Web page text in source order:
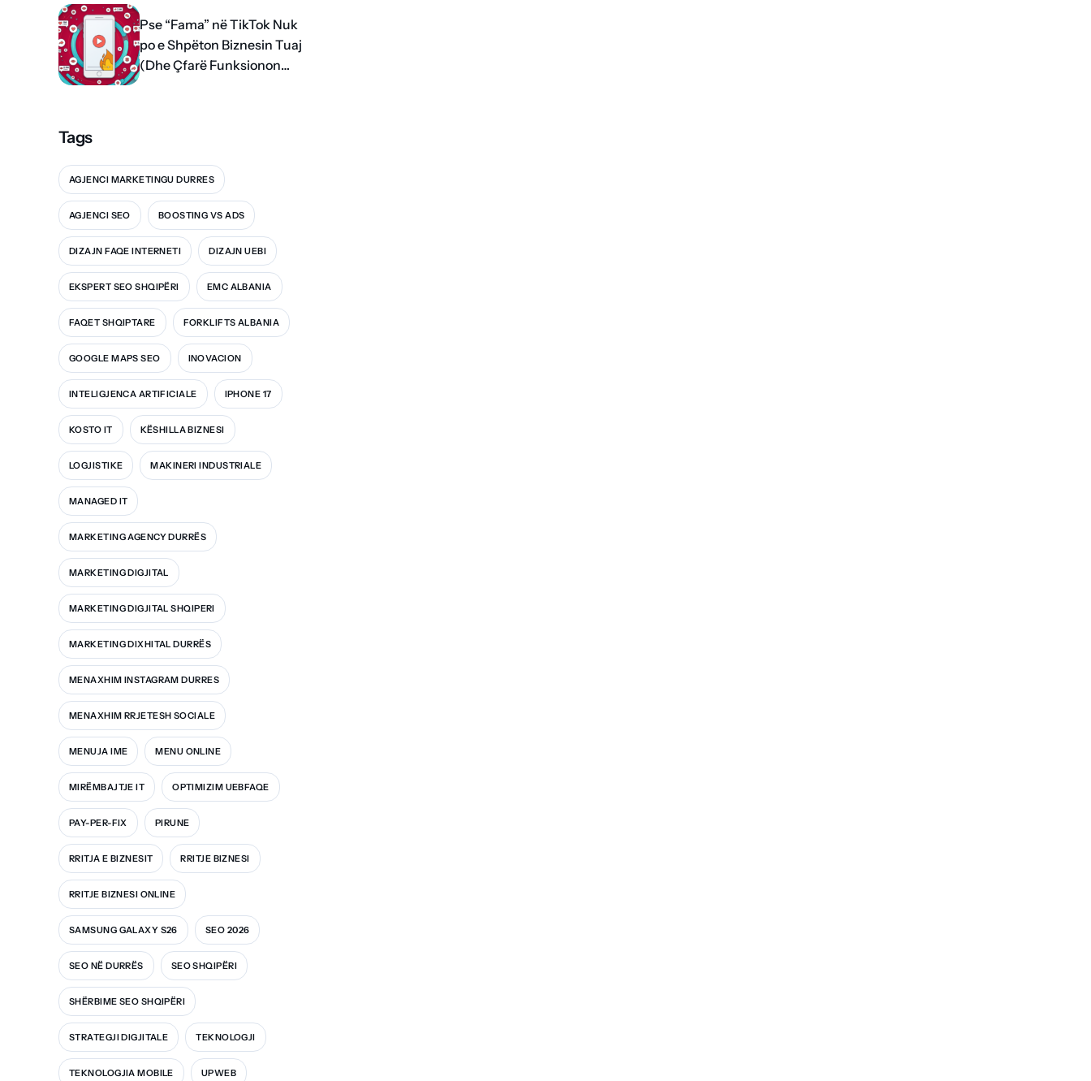
Pse “Fama” në TikTok Nuk
po e Shpëton Biznesin Tuaj
(Dhe Çfarë Funksionon
Tags
AGJENCI MARKETINGU DURRES
AGJENCI SEO BOOSTING VS ADS
DIZAJN FAQE INTERNETI DIZAJN UEBI
EKSPERT SEO SHQIPËRI EMC ALBANIA
FAQET SHQIPTARE FORKLIFTS ALBANIA
GOOGLE MAPS SEO INOVACION
INTELIGJENCA ARTIFICIALE IPHONE 17
KOSTO IT KËSHILLA BIZNESI
LOGJISTIKE MAKINERI INDUSTRIALE
MANAGED IT
MARKETING AGENCY DURRËS
MARKETING DIGJITAL
MARKETING DIGJITAL SHQIPERI
MARKETING DIXHITAL DURRËS
MENAXHIM INSTAGRAM DURRES
MENAXHIM RRJETESH SOCIALE
MENUJA IME MENU ONLINE
MIRËMBAJTJE IT OPTIMIZIM UEBFAQE
PAY-PER-FIX PIRUNE
RRITJA E BIZNESIT RRITJE BIZNESI
RRITJE BIZNESI ONLINE
SAMSUNG GALAXY S26 SEO 2026
SEO NË DURRËS SEO SHQIPËRI
SHËRBIME SEO SHQIPËRI
STRATEGJI DIGJITALE TEKNOLOGJI
TEKNOLOGJIA MOBILE UPWEB